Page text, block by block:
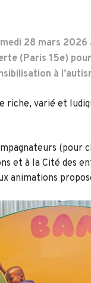
28 mars
(Paris 15e)
à
riche, varié et
(pour
et à la Cité des
animations